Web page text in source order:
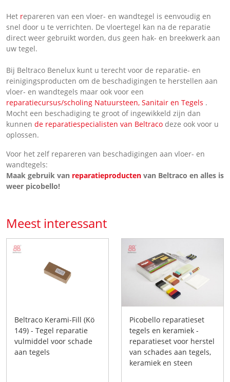
Het repareren van een vloer- en wandtegel is eenvoudig en
snel door u te verrichten. De vloertegel kan na de reparatie
direct weer gebruikt worden, dus geen hak- en breekwerk aan
uw tegel.
Bij Beltraco Benelux kunt u terecht voor de reparatie- en
reinigingsproducten om de beschadigingen te herstellen aan
vloer- en wandtegels maar ook voor een
reparatiecursus/scholing Natuursteen, Sanitair en Tegels .
Mocht een beschadiging te groot of ingewikkeld zijn dan
kunnen de reparatiespecialisten van Beltraco deze ook voor u
oplossen.
Voor het zelf repareren van beschadigingen aan vloer- en
wandtegels:
Maak gebruik van reparatieproducten van Beltraco en alles is
weer picobello!
Meest interessant
Beltraco Kerami-Fill (Kö
149) - Tegel reparatie
vulmiddel voor schade
aan tegels
Picobello reparatieset
tegels en keramiek -
reparatieset voor herstel
van schades aan tegels,
keramiek en steen